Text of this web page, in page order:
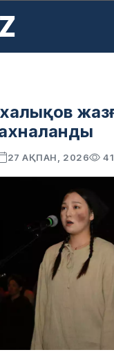
27 АҚПАН, 2026